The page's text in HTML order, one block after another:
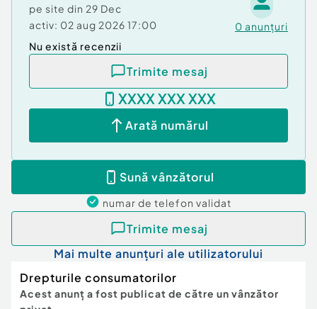
Tara de origine România
Norma de poluare Euro 5
Verifică km
pe site din 29 Dec
activ: 02 aug 2026 17:00 0 anunțuri
Nu există recenzii
Trimite mesaj
XXXX XXX XXX
Arată numărul
Sună vânzătorul
numar de telefon validat
Trimite mesaj
Mai multe anunțuri ale utilizatorului
Drepturile consumatorilor
Acest anunț a fost publicat de către un vânzător